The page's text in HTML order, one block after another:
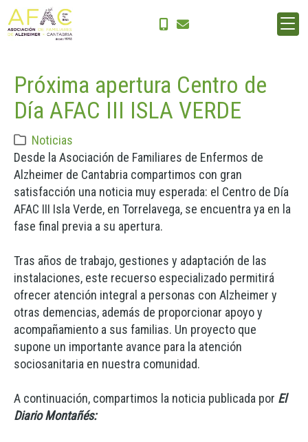
Inicio
Noticias
Próxima apertura Centro de Día AFAC III ISLA VERDE
Próxima apertura Centro de
Día AFAC III ISLA VERDE
Noticias
Desde la Asociación de Familiares de Enfermos de
Alzheimer de Cantabria compartimos con gran
satisfacción una noticia muy esperada: el Centro de Día
AFAC III Isla Verde, en Torrelavega, se encuentra ya en la
fase final previa a su apertura.
Tras años de trabajo, gestiones y adaptación de las
instalaciones, este recuerso especializado permitirá
ofrecer atención integral a personas con Alzheimer y
otras demencias, además de proporcionar apoyo y
acompañamiento a sus familias. Un proyecto que
supone un importante avance para la atención
sociosanitaria en nuestra comunidad.
A continuación, compartimos la noticia publicada por El
Diario Montañés: